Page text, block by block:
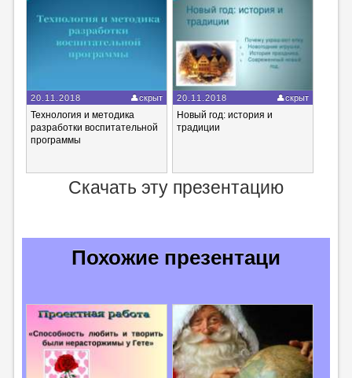
20.11.2018 скрыт
Технология и методика
разработки воспитательной
программы
20.11.2018 скрыт
Новый год: история и
традиции
Скачать эту презентацию
Похожие презентаци